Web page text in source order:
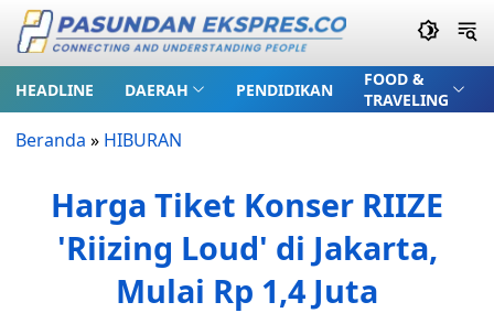
HEADLINE DAERAH PENDIDIKAN
FOOD &
TRAVELING
Beranda » HIBURAN
Harga Tiket Konser RIIZE
'Riizing Loud' di Jakarta,
Mulai Rp 1,4 Juta